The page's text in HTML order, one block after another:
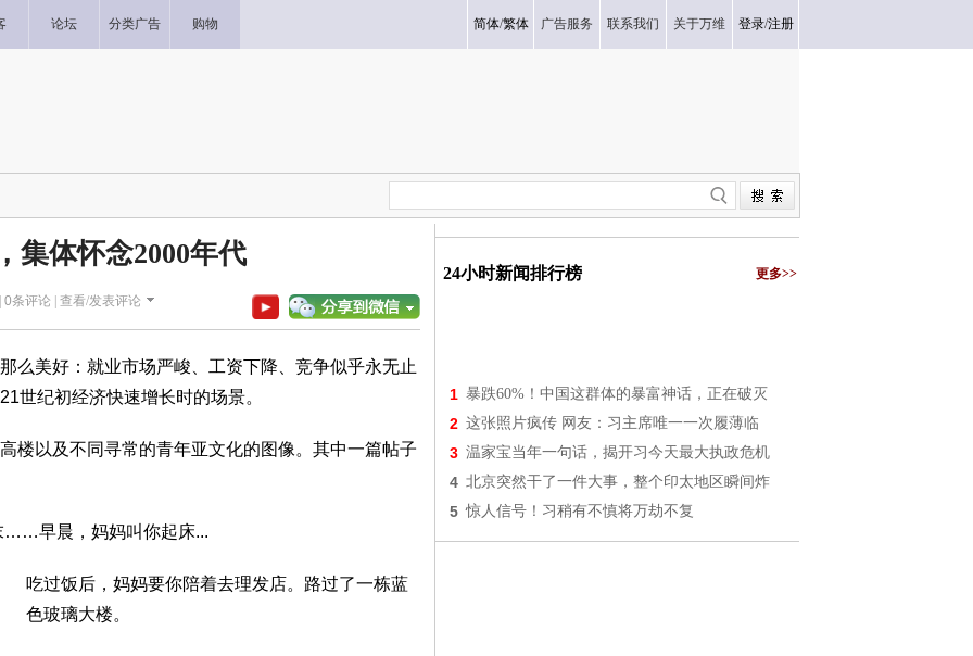
论坛 分类广告 购物 简体/繁体 广告服务 联系我们 关于万维 登录/注册
集体怀念2000年代
0条评论 | 查看/发表评论
么美好：就业市场严峻、工资下降、竞争似乎永无止
世纪初经济快速增长时的场景。
楼以及不同寻常的青年亚文化的图像。其中一篇帖子
……早晨，妈妈叫你起床...
吃过饭后，妈妈要你陪着去理发店。路过了一栋蓝
色玻璃大楼。
24小时新闻排行榜 更多>>
1 暴跌60%！中国这群体的暴富神话，正在破灭
2 这张照片疯传 网友：习主席唯一一次履薄临
3 温家宝当年一句话，揭开习今天最大执政危机
4 北京突然干了一件大事，整个印太地区瞬间炸
5 惊人信号！习稍有不慎将万劫不复